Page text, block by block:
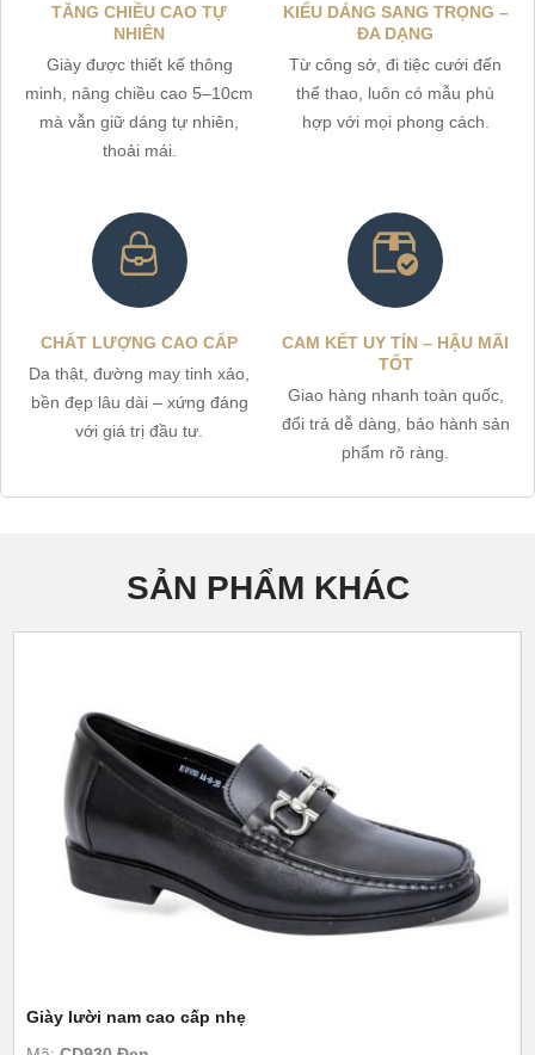
TĂNG CHIỀU CAO TỰ
NHIÊN
Giày được thiết kế thông
minh, nâng chiều cao 5–10cm
mà vẫn giữ dáng tự nhiên,
thoải mái.
KIỂU DÁNG SANG TRỌNG –
ĐA DẠNG
Từ công sở, đi tiệc cưới đến
thể thao, luôn có mẫu phù
hợp với mọi phong cách.
CHẤT LƯỢNG CAO CẤP
Da thật, đường may tinh xảo,
bền đẹp lâu dài – xứng đáng
với giá trị đầu tư.
CAM KẾT UY TÍN – HẬU MÃI
TỐT
Giao hàng nhanh toàn quốc,
đổi trả dễ dàng, bảo hành sản
phẩm rõ ràng.
SẢN PHẨM KHÁC
Giày lười nam cao cấp nhẹ